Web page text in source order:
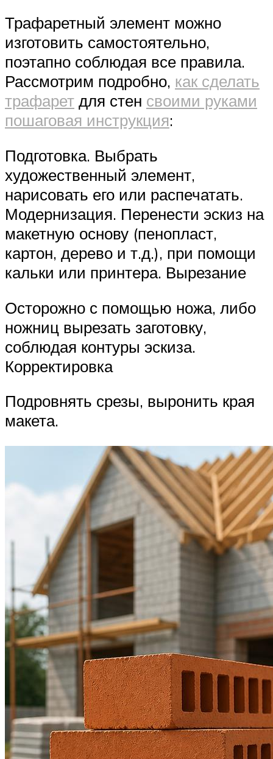
Трафаретный элемент можно
изготовить самостоятельно,
поэтапно соблюдая все правила.
Рассмотрим подробно, как сделать
трафарет для стен своими руками
пошаговая инструкция:
Подготовка. Выбрать
художественный элемент,
нарисовать его или распечатать.
Модернизация. Перенести эскиз на
макетную основу (пенопласт,
картон, дерево и т.д.), при помощи
кальки или принтера. Вырезание
Осторожно с помощью ножа, либо
ножниц вырезать заготовку,
соблюдая контуры эскиза.
Корректировка
Подровнять срезы, выронить края
макета.